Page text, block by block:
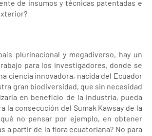
de insumos y técnicas patentadas e
plurinacional y megadiverso, hay un
para los investigadores, donde se
ciencia innovadora, nacida del Ecuador
gran biodiversidad, que sin necesidad
en beneficio de la industria, pueda
la consecución del Sumak Kawsay de la
no pensar por ejemplo, en obtener
a partir de la flora ecuatoriana? No para